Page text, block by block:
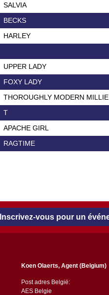
SALVIA
BECKS
HARLEY
UPPER LADY
FOXY LADY
THOROUGHLY MODERN MILLIE
T
APACHE GIRL
RAGTIME
Inscrivez-vous pour un
Koen Olaerts, Agent (Belgium)
Post adres België:
AES Belgie